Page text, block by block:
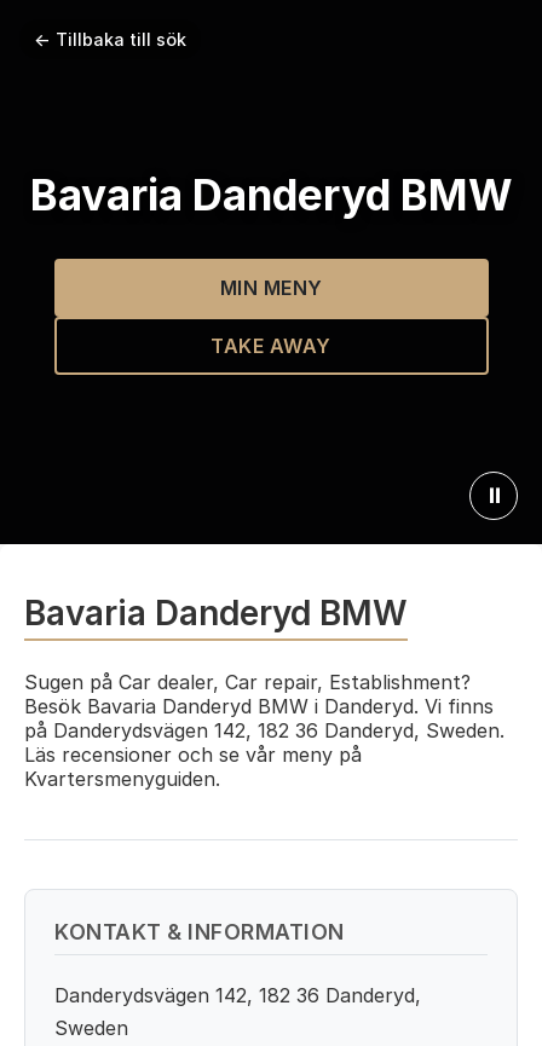
← Tillbaka till sök
Bavaria Danderyd BMW
MIN MENY
TAKE AWAY
⏸
Bavaria Danderyd BMW
Sugen på Car dealer, Car repair, Establishment?
Besök Bavaria Danderyd BMW i Danderyd. Vi finns
på Danderydsvägen 142, 182 36 Danderyd, Sweden.
Läs recensioner och se vår meny på
Kvartersmenyguiden.
KONTAKT & INFORMATION
Danderydsvägen 142, 182 36 Danderyd,
Sweden